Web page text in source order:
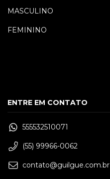
MASCULINO
FEMININO
ENTRE EM CONTATO
555532510071
(55) 99966-0062
contato@guilgue.com.br